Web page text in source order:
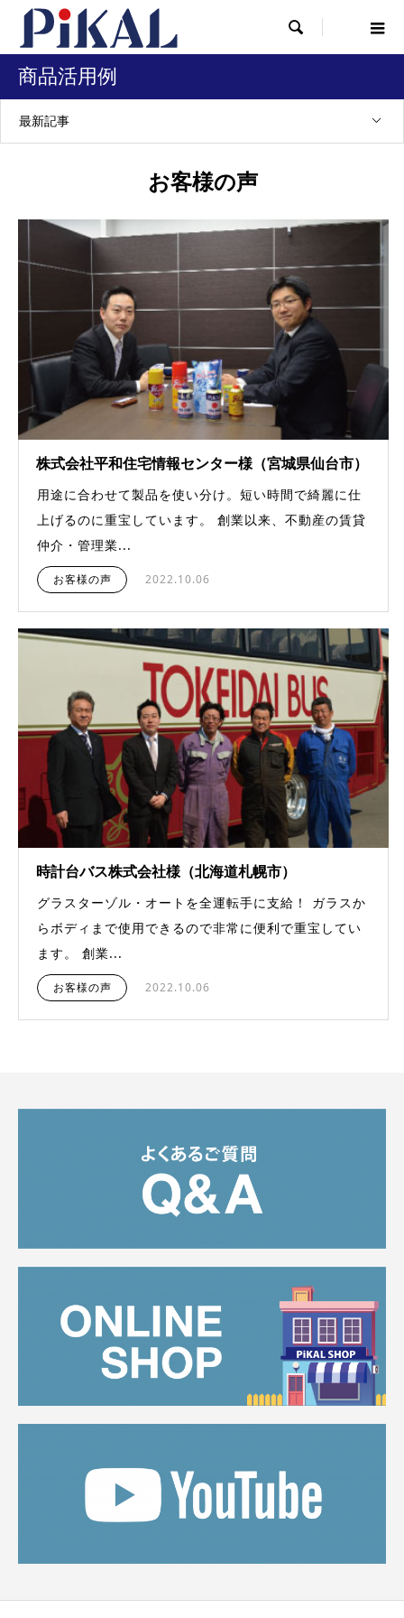

商品活用例
最新記事
お客様の声
株式会社平和住宅情報センター様（宮城県仙台市）
用途に合わせて製品を使い分け。短い時間で綺麗に仕
上げるのに重宝しています。 創業以来、不動産の賃貸
仲介・管理業...
お客様の声 2022.10.06
時計台バス株式会社様（北海道札幌市）
グラスターゾル・オートを全運転手に支給！ ガラスか
らボディまで使用できるので非常に便利で重宝してい
ます。 創業...
お客様の声 2022.10.06